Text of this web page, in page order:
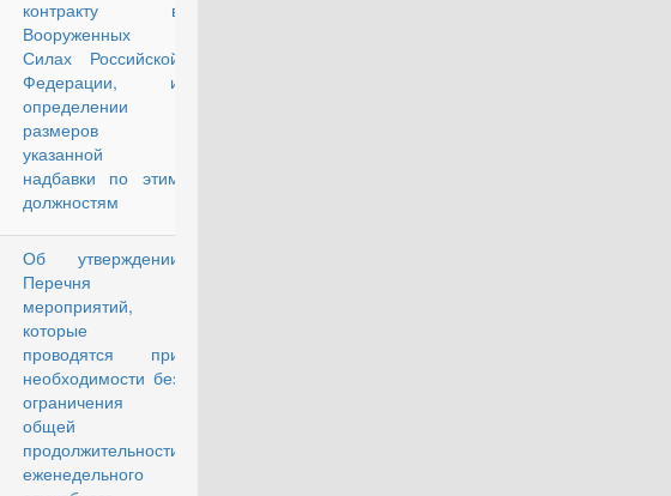
контракту в
Вооруженных
Силах Российской
Федерации, и
определении
размеров
указанной
надбавки по этим
должностям
Об утверждении
Перечня
мероприятий,
которые
проводятся при
необходимости без
ограничения
общей
продолжительности
еженедельного